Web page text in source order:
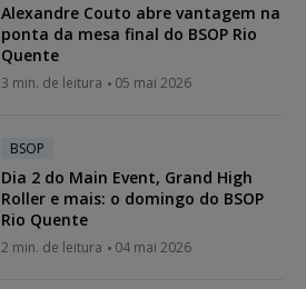
Alexandre Couto abre vantagem na
ponta da mesa final do BSOP Rio
Quente
3 min. de leitura 05 mai 2026
BSOP
Dia 2 do Main Event, Grand High
Roller e mais: o domingo do BSOP
Rio Quente
2 min. de leitura 04 mai 2026